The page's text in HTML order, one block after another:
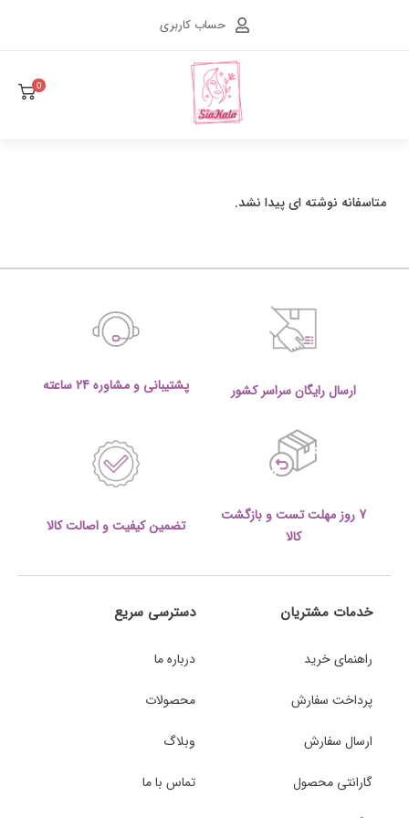
حساب کاربری
0
متاسفانه نوشته ای پیدا نشد.
ارسال رایگان سراسر کشور پشتیبانی و مشاوره 24 ساعته
7 روز مهلت تست و بازگشت
کالا
تضمین کیفیت و اصالت کالا
خدمات مشتریان
راهنمای خرید
پرداخت سفارش
ارسال سفارش
گارانتی محصول
دسترسی سریع
درباره ما
محصولات
وبلاگ
تماس با ما